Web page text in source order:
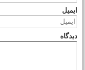
ایمیل
دیدگاه